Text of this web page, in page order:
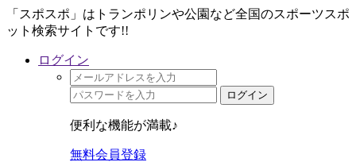
「スポスポ」はトランポリンや公園など全国のスポーツスポ
ット検索サイトです!!
ログイン
ログイン
便利な機能が満載♪
無料会員登録